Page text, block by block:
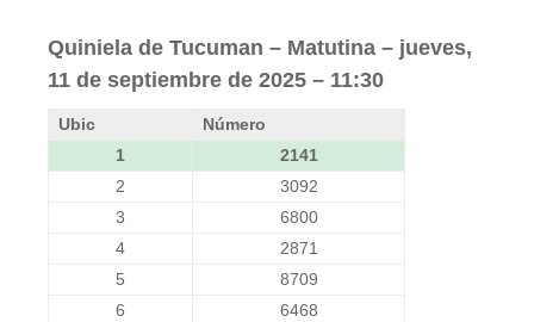
Quiniela de Tucuman – Matutina – jueves,
11 de septiembre de 2025 – 11:30
Ubic
Número
1
2141
2
3092
3
6800
4
2871
5
8709
6
6468